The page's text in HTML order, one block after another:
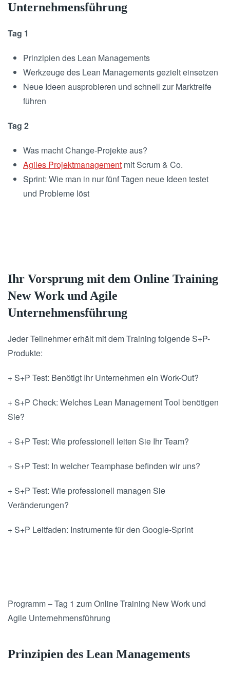
Unternehmensführung
Tag 1
Prinzipien des Lean Managements
Werkzeuge des Lean Managements gezielt einsetzen
Neue Ideen ausprobieren und schnell zur Marktreife
führen
Tag 2
Was macht Change-Projekte aus?
Agiles Projektmanagement mit Scrum & Co.
Sprint: Wie man in nur fünf Tagen neue Ideen testet
und Probleme löst
Ihr Vorsprung mit dem Online Training
New Work und Agile
Unternehmensführung
Jeder Teilnehmer erhält mit dem Training folgende S+P-
Produkte:
+ S+P Test: Benötigt Ihr Unternehmen ein Work-Out?
+ S+P Check: Welches Lean Management Tool benötigen
Sie?
+ S+P Test: Wie professionell leiten Sie Ihr Team?
+ S+P Test: In welcher Teamphase befinden wir uns?
+ S+P Test: Wie professionell managen Sie
Veränderungen?
+ S+P Leitfaden: Instrumente für den Google-Sprint
Programm – Tag 1 zum Online Training New Work und
Agile Unternehmensführung
Prinzipien des Lean Managements